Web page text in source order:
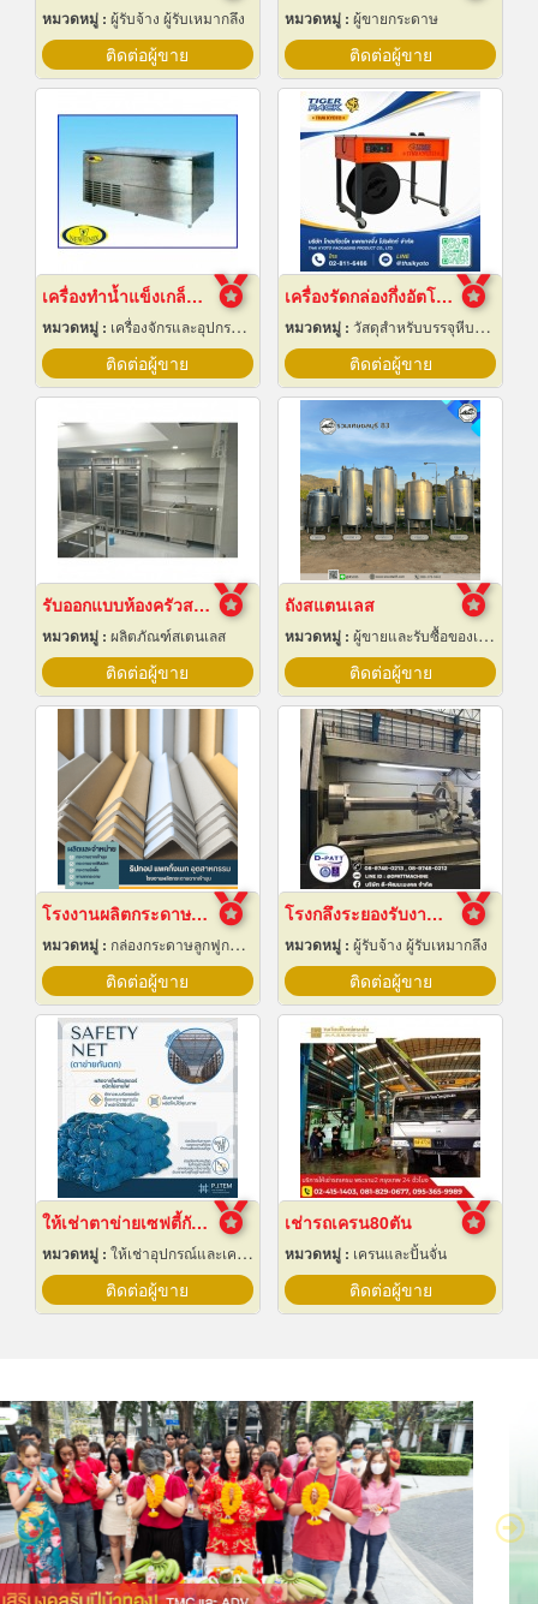
หมวดหมู่ : ผู้รับจ้าง ผู้รับเหมากลึง
ติดต่อผู้ขาย
หมวดหมู่ : ผู้ขายกระดาษ
ติดต่อผู้ขาย
เครื่องทำน้ำแข็งเกล็ด เชียงใหม่
หมวดหมู่ : เครื่องจักรและอุปกรณ์ผลิตน้ำแข็ง
ติดต่อผู้ขาย
เครื่องรัดกล่องกึ่งอัตโนมัติ
หมวดหมู่ : วัสดุสำหรับบรรจุหีบห่อเครื่องจักรกล
ติดต่อผู้ขาย
รับออกแบบห้องครัวสแตนเลส
หมวดหมู่ : ผลิตภัณฑ์สเตนเลส
ติดต่อผู้ขาย
ถังสแตนเลส
หมวดหมู่ : ผู้ขายและรับซื้อของเก่าและเศษเหล็ก
ติดต่อผู้ขาย
โรงงานผลิตกระดาษฉากเข้ามุม
หมวดหมู่ : กล่องกระดาษลูกฟูกและไฟเบอร์
ติดต่อผู้ขาย
โรงกลึงระยองรับงานผลิตด่วน
หมวดหมู่ : ผู้รับจ้าง ผู้รับเหมากลึง
ติดต่อผู้ขาย
ให้เช่าตาข่ายเซฟตี้กันตก Safety net
หมวดหมู่ : ให้เช่าอุปกรณ์และเครื่องใช้สำหรับผู้รับเหมาก่อสร้าง
ติดต่อผู้ขาย
เช่ารถเครน80ตัน
หมวดหมู่ : เครนและปั้นจั่น
ติดต่อผู้ขาย